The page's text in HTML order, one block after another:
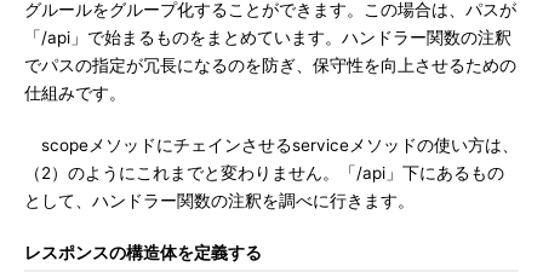
グルールをグループ化することができます。この場合は、パスが
「/api」で始まるものをまとめています。ハンドラー関数の注釈
でパスの指定が冗長になるのを防ぎ、保守性を向上させるための
仕組みです。
scopeメソッドにチェインさせるserviceメソッドの使い方は、
（2）のようにこれまでと変わりません。「/api」下にあるもの
として、ハンドラー関数の注釈を調べに行きます。
レスポンスの構造体を定義する